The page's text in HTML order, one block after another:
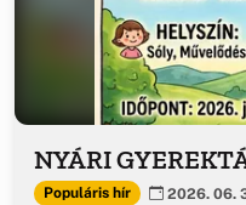
NYÁRI
Populáris hír 2026. 06.